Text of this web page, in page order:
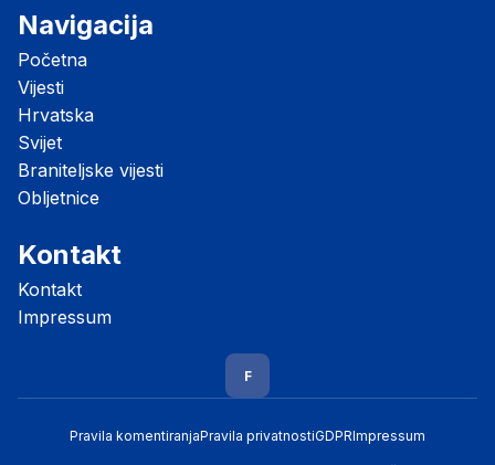
Navigacija
Početna
Vijesti
Hrvatska
Svijet
Braniteljske vijesti
Obljetnice
Kontakt
Kontakt
Impressum
F
Pravila komentiranjaPravila privatnostiGDPRImpressum